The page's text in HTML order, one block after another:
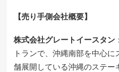
【売り手側会社概要】
株式会社グレートイースタン
トランで、沖縄南部を中心
舗展開している沖縄のステー